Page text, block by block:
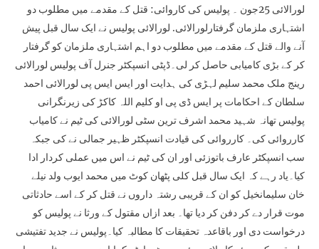
لورالائی 25جون ۔ پولیس کی کاروائی: قتل کے مقدمے میں مطلوب دو
اشتہاری ملزمان گرفتارلورالائی. لورالائی پولیس نے ایک سال قبل پیش
آنے والے قتل کے مقدمے میں مطلوب دو اہم اشتہاری ملزمان کو گرفتار
کر کے بڑی کامیابی حاصل کر لی۔ڈپٹی انسپکٹر جنرل آف پولیس لورالائی
رینج ملک محمد سلیم لہڑی کی ہدایت اور ایس ایس پی لورالائی احمد
سلطان کے احکامات پر ایس ڈی پی او کلیم اللہ کاکڑ کی زیرنگرانی
پولیس تھانہ شہید محمد اشرف ترین سٹی لورالائی کی ٹیم نے کامیاب
کارروائی کی۔ کارروائی کی قیادت انسپکٹر ظہیر جمالی نے کی جبکہ
سب انسپکٹر عارف باتوزئی اور ان کی ٹیم نے اس میں عملی کردار ادا
کیا۔یاد رہے کہ ایک سال قبل کلی پٹھان کوٹ میں محمد ایوب ولد نیلے
خان سلیمانخیل کو ان کے قریبی رشتہ داروں نے قتل کر کے اسے حادثاتی
موت قرار دے کر دفن کر دیا تھا۔ بعد ازاں مقتول کے ورثا نے پولیس کو
درخواست دی اور باقاعدہ تحقیقات کا مطالبہ کیا۔پولیس نے جدید تفتیشی